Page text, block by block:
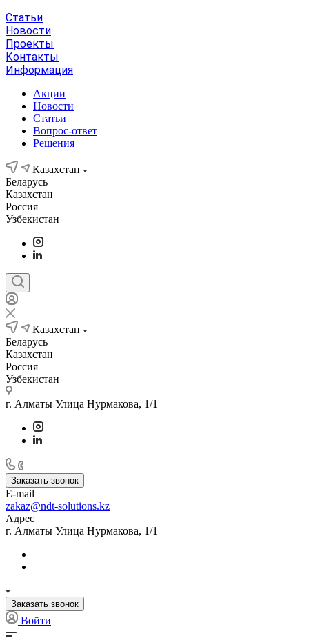
Статьи
Новости
Проекты
Контакты
Информация
Акции
Новости
Статьи
Вопрос-ответ
Решения
Казахстан
Беларусь
Казахстан
Россия
Узбекистан
Казахстан
Беларусь
Казахстан
Россия
Узбекистан
г. Алматы Улица Нурмакова, 1/1
Заказать звонок
E-mail
zakaz@ndt-solutions.kz
Адрес
г. Алматы Улица Нурмакова, 1/1
Заказать звонок
Войти